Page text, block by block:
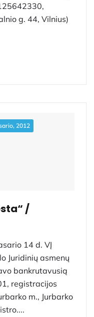
g. 44, Vilnius)
2012
/
14 d. VĮ
Juridinių asmenų
bankrutavusią
registracijos
m., Jurbarko